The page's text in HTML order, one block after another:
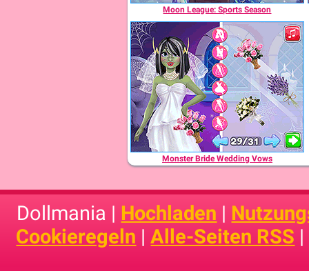
Moon League: Sports Season
Monster Bride Wedding Vows
Dollmania | Hochladen |
Cookieregeln |Alle-Seiten RSS |